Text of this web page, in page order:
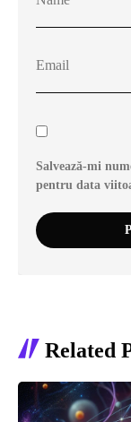
Salvează-mi
pentru data
Related